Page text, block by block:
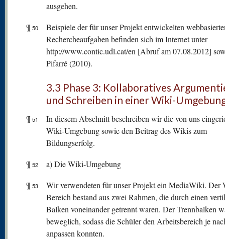
ausgehen.
¶ 50
Beispiele der für unser Projekt entwickelten
Rechercheaufgaben befinden sich im Internet unter
http://www.contic.udl.cat/en [Abruf am 07.08.2012]
Pifarré (2010).
3.3 Phase 3: Kollaboratives
und Schreiben in einer Wiki-
¶ 51
In diesem Abschnitt beschreiben wir die von uns
Wiki-Umgebung sowie den Beitrag des Wikis zum
Bildungserfolg.
¶ 52
a) Die Wiki-Umgebung
¶ 53
Wir verwendeten für unser Projekt ein MediaWiki. Der
Bereich bestand aus zwei Rahmen, die durch einen
Balken voneinander getrennt waren. Der Trennbalken
beweglich, sodass die Schüler den Arbeitsbereich je
anpassen konnten.